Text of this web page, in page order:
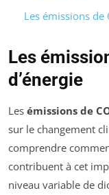
Les émissions de
Les
d’énergie
Les émissions de
sur le changement
comprendre
contribuent à cet
niveau variable de